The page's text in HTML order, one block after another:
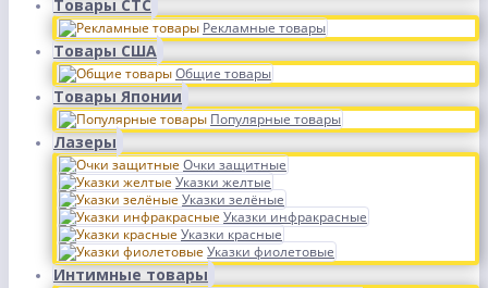
Товары СТС
Рекламные товары
Товары США
Общие товары
Товары Японии
Популярные товары
Лазеры
Очки защитные
Указки желтые
Указки зелёные
Указки инфракрасные
Указки красные
Указки фиолетовые
Интимные товары